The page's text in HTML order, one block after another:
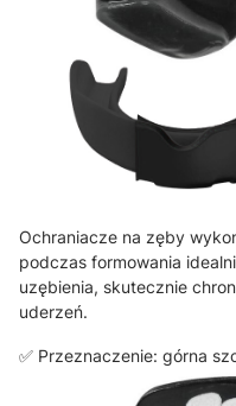
Ochraniacze na zęby
podczas formowania
uzębienia, skutecznie
uderzeń.
✅ Przeznaczenie: górna